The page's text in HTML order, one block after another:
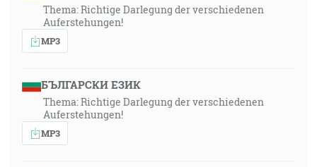
Thema: Richtige Darlegung der verschiedenen
Auferstehungen!
MP3
БЪЛГАРСКИ ЕЗИК
Thema: Richtige Darlegung der verschiedenen
Auferstehungen!
MP3